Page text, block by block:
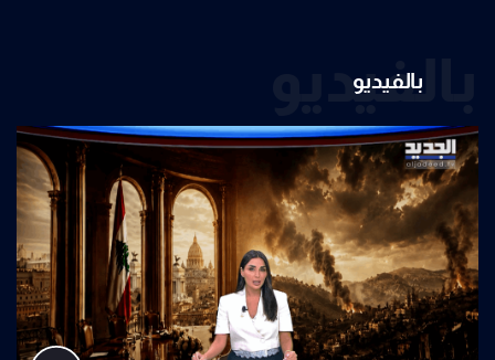
بالفيديو
بالفيديو